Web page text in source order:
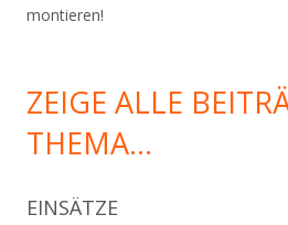
montieren!
ZEIGE ALLE
THEMA…
EINSÄTZE